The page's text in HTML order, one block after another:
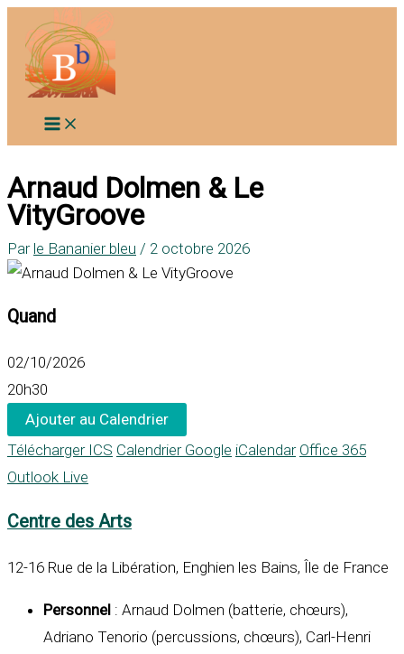
contenu
Arnaud Dolmen & Le
VityGroove
Par le Bananier bleu / 2 octobre 2026
Quand
02/10/2026
20h30
Ajouter au Calendrier
Télécharger ICS Calendrier Google iCalendar Office 365
Outlook Live
Centre des Arts
12-16 Rue de la Libération, Enghien les Bains, Île de France
Personnel : Arnaud Dolmen (batterie, chœurs),
Adriano Tenorio (percussions, chœurs), Carl-Henri